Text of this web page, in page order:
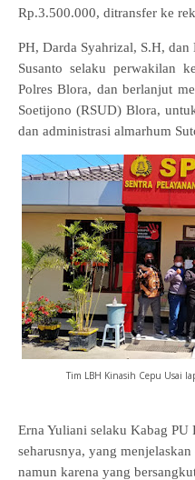
Rp.3.500.000, ditransfer ke
PH, Darda Syahrizal, S.H,
Susanto selaku perwakilan
Polres Blora, dan berlanjut
Soetijono (RSUD) Blora,
dan administrasi almarhum
Tim LBH Kinasih Cepu Usai
Erna Yuliani selaku Kabag PU
seharusnya, yang
namun karena yang